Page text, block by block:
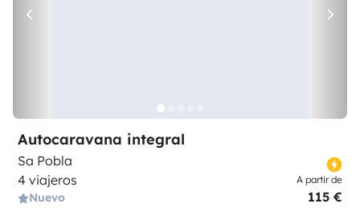
Autocaravana integral
Sa Pobla
4 viajeros
Nuevo
A partir de
115 €